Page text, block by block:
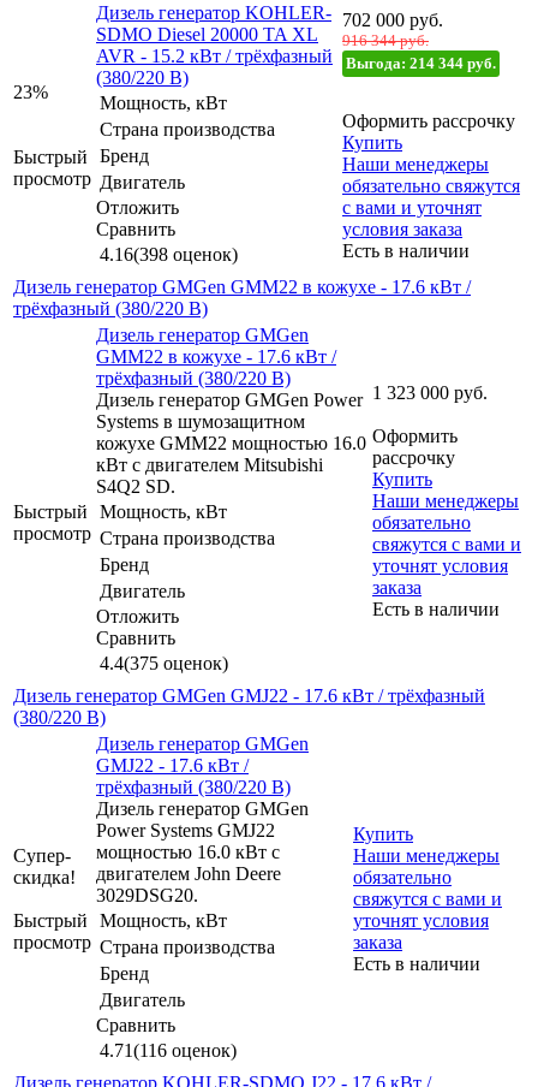
23%
Быстрый
просмотр
Дизель генератор KOHLER-
SDMO Diesel 20000 TA XL
AVR - 15.2 кВт / трёхфазный
(380/220 В)
Мощность, кВт
Страна производства
Бренд
Двигатель
Отложить
Сравнить
4.16(398 оценок)
702 000 руб.
916 344 руб.
Выгода: 214 344 руб.
Оформить рассрочку
Купить
Наши менеджеры
обязательно свяжутся
с вами и уточнят
условия заказа
Есть в наличии
Дизель генератор GMGen GMM22 в кожухе - 17.6 кВт /
трёхфазный (380/220 В)
Быстрый
просмотр
Дизель генератор GMGen
GMM22 в кожухе - 17.6 кВт /
трёхфазный (380/220 В)
Дизель генератор GMGen Power
Systems в шумозащитном
кожухе GMM22 мощностью 16.0
кВт с двигателем Mitsubishi
S4Q2 SD.
Мощность, кВт
Страна производства
Бренд
Двигатель
Отложить
Сравнить
4.4(375 оценок)
1 323 000 руб.
Оформить
рассрочку
Купить
Наши менеджеры
обязательно
свяжутся с вами и
уточнят условия
заказа
Есть в наличии
Дизель генератор GMGen GMJ22 - 17.6 кВт / трёхфазный
(380/220 В)
Супер-
скидка!
Быстрый
просмотр
Дизель генератор GMGen
GMJ22 - 17.6 кВт /
трёхфазный (380/220 В)
Дизель генератор GMGen
Power Systems GMJ22
мощностью 16.0 кВт с
двигателем John Deere
3029DSG20.
Мощность, кВт
Страна производства
Бренд
Двигатель
Сравнить
4.71(116 оценок)
Купить
Наши менеджеры
обязательно
свяжутся с вами и
уточнят условия
заказа
Есть в наличии
Дизель генератор KOHLER-SDMO J22 - 17.6 кВт /